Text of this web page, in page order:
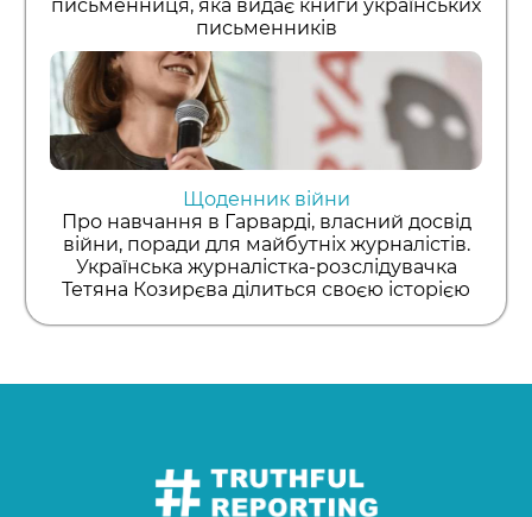
письменниця, яка видає книги українських
письменників
Щоденник війни
Про навчання в Гарварді, власний досвід
війни, поради для майбутніх журналістів.
Українська журналістка-розслідувачка
Тетяна Козирєва ділиться своєю історією